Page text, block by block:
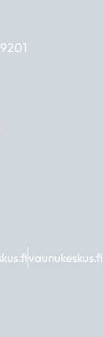
vaunukeskus.fi